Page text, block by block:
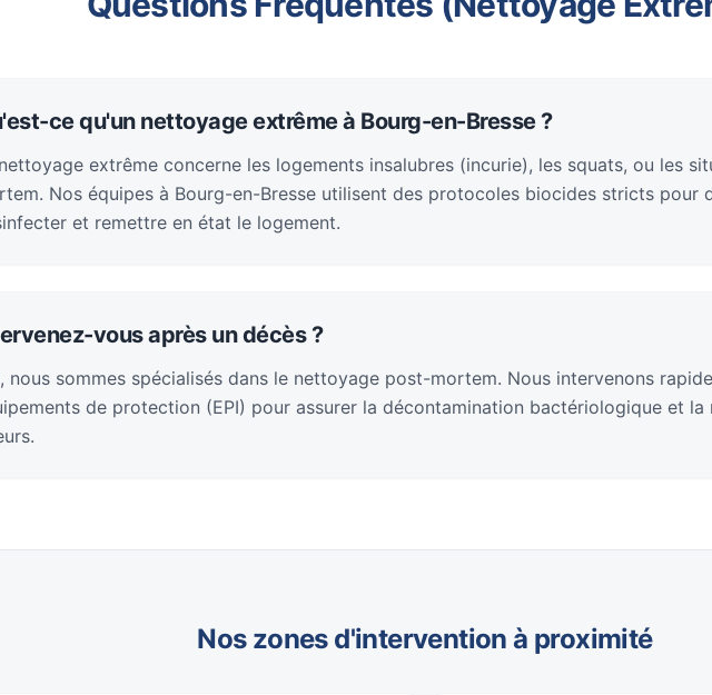
ce qu'un nettoyage extrême à Bourg-en-Bresse ?
extrême concerne les logements insalubres (incurie), les squats, ou les
Nos équipes à Bourg-en-Bresse utilisent des protocoles biocides stricts pour
et remettre en état le logement.
vous après un décès ?
nous sommes spécialisés dans le nettoyage post-mortem. Nous intervenons
de protection (EPI) pour assurer la décontamination bactériologique et la
Nos zones d'intervention à proximité